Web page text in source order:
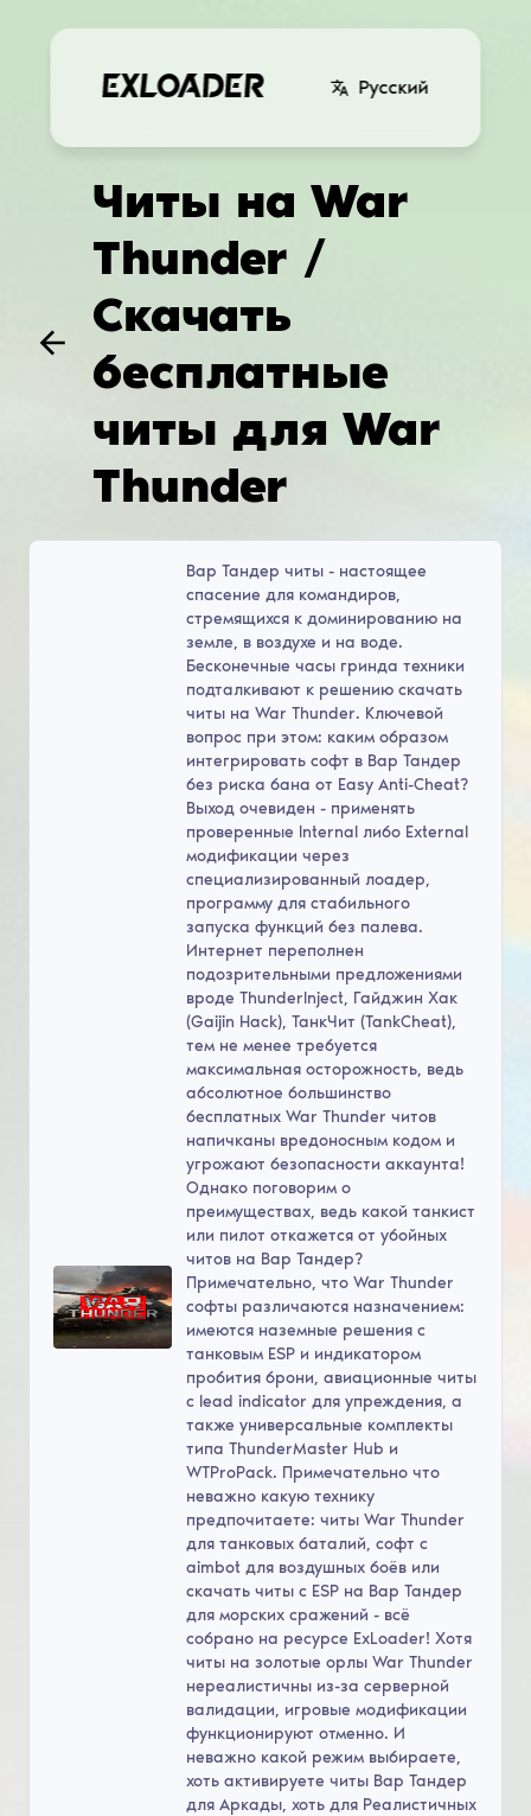
Русский
Читы на War
Thunder /
Скачать
бесплатные
читы для War
Thunder
Вар Тандер читы - настоящее
спасение для командиров,
стремящихся к доминированию на
земле, в воздухе и на воде.
Бесконечные часы гринда техники
подталкивают к решению скачать
читы на War Thunder. Ключевой
вопрос при этом: каким образом
интегрировать софт в Вар Тандер
без риска бана от Easy Anti-Cheat?
Выход очевиден - применять
проверенные Internal либо External
модификации через
специализированный лоадер,
программу для стабильного
запуска функций без палева.
Интернет переполнен
подозрительными предложениями
вроде ThunderInject, Гайджин Хак
(Gaijin Hack), ТанкЧит (TankCheat),
тем не менее требуется
максимальная осторожность, ведь
абсолютное большинство
бесплатных War Thunder читов
напичканы вредоносным кодом и
угрожают безопасности аккаунта!
Однако поговорим о
преимуществах, ведь какой танкист
или пилот откажется от убойных
читов на Вар Тандер?
Примечательно, что War Thunder
софты различаются назначением:
имеются наземные решения с
танковым ESP и индикатором
пробития брони, авиационные читы
с lead indicator для упреждения, а
также универсальные комплекты
типа ThunderMaster Hub и
WTProPack. Примечательно что
неважно какую технику
предпочитаете: читы War Thunder
для танковых баталий, софт с
aimbot для воздушных боёв или
скачать читы с ESP на Вар Тандер
для морских сражений - всё
собрано на ресурсе ExLoader! Хотя
читы на золотые орлы War Thunder
нереалистичны из-за серверной
валидации, игровые модификации
функционируют отменно. И
неважно какой режим выбираете,
хоть активируете читы Вар Тандер
для Аркады, хоть для Реалистичных